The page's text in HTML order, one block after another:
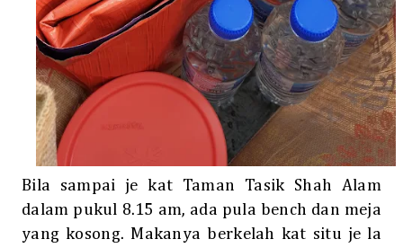
Bila sampai je kat Taman Tasik Shah Alam
dalam pukul 8.15 am, ada pula bench dan meja
yang kosong. Makanya berkelah kat situ je la